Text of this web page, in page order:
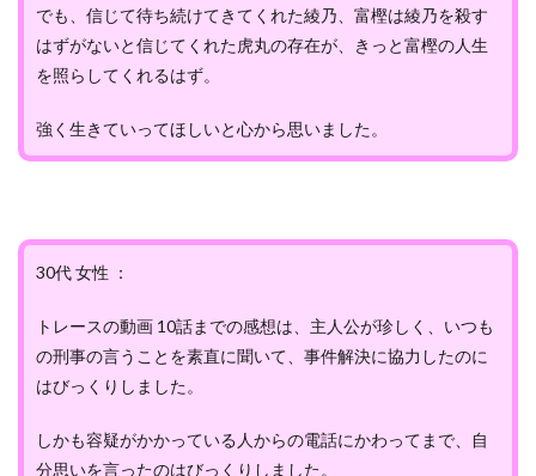
でも、信じて待ち続けてきてくれた綾乃、富樫は綾乃を殺す
はずがないと信じてくれた虎丸の存在が、きっと富樫の人生
を照らしてくれるはず。
強く生きていってほしいと心から思いました。
30代 女性 ：
トレースの動画 10話までの感想は、主人公が珍しく、いつも
の刑事の言うことを素直に聞いて、事件解決に協力したのに
はびっくりしました。
しかも容疑がかかっている人からの電話にかわってまで、自
分思いを言ったのはびっくりしました。